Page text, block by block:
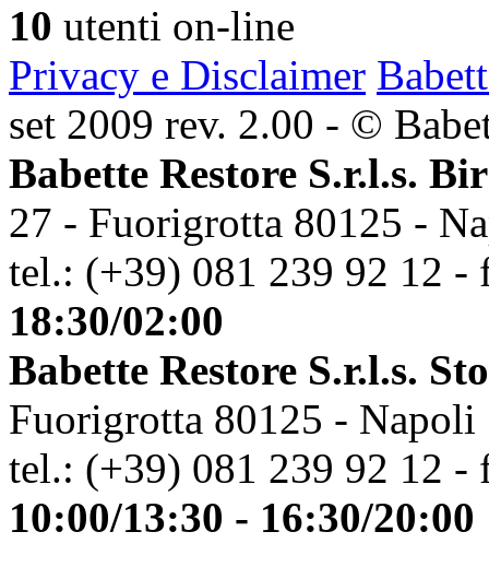
10 utenti on-line
Privacy e Disclaimer
set 2009 rev. 2.00 - ©
Babette Restore S.r.l.s.
27 - Fuorigrotta 80125 -
tel.: (+39) 081 239 92 12 -
18:30/02:00
Babette Restore S.r.l.s.
Fuorigrotta 80125 - Napoli
tel.: (+39) 081 239 92 12 -
10:00/13:30 - 16:30/20:00